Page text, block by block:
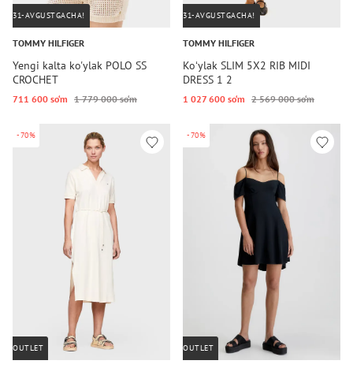
31-AVGUSTGACHA!
TOMMY HILFIGER
Yengi kalta ko'ylak POLO SS
CROCHET
711 600 so‘m 1 779 000 so‘m
31-AVGUSTGACHA!
TOMMY HILFIGER
Koʻylak SLIM 5X2 RIB MIDI
DRESS 1 2
1 027 600 so‘m 2 569 000 so‘m
-70%
OUTLET
-70%
OUTLET